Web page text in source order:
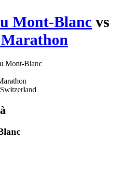
Mont-Blanc vs
Mont-Blanc